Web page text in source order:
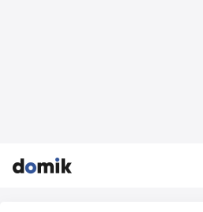


